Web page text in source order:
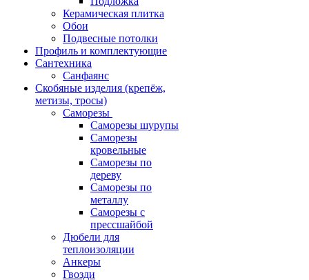
Керамическая плитка
Обои
Подвесные потолки
Профиль и комплектующие
Сантехника
Санфаянс
Скобяные изделия (крепёж,
метизы, тросы)
Саморезы
Саморезы шурупы
Саморезы
кровельные
Саморезы по
дереву
Саморезы по
металлу
Саморезы с
прессшайбой
Дюбели для
теплоизоляции
Анкеры
Гвозди